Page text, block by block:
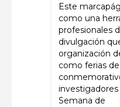
Este
como una
profesionales
divulgación
organización
como ferias
investigadores
Semana de